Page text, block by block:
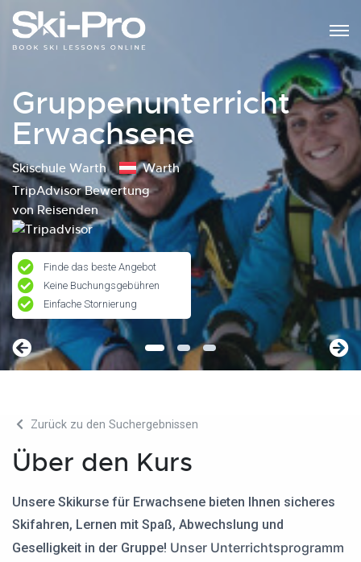
Gruppenunterricht
Erwachsene
Skischule Warth
Warth
TripAdvisor Bewertung
von Reisenden
Finde das beste Angebot
Keine Buchungsgebühren
Einfache Stornierung
Zurück zu den Suchergebnissen
Über den Kurs
Unsere Skikurse für Erwachsene bieten Ihnen sicheres
Skifahren, Lernen mit Spaß, Abwechslung und
Geselligkeit in der Gruppe! Unser Unterrichtsprogramm